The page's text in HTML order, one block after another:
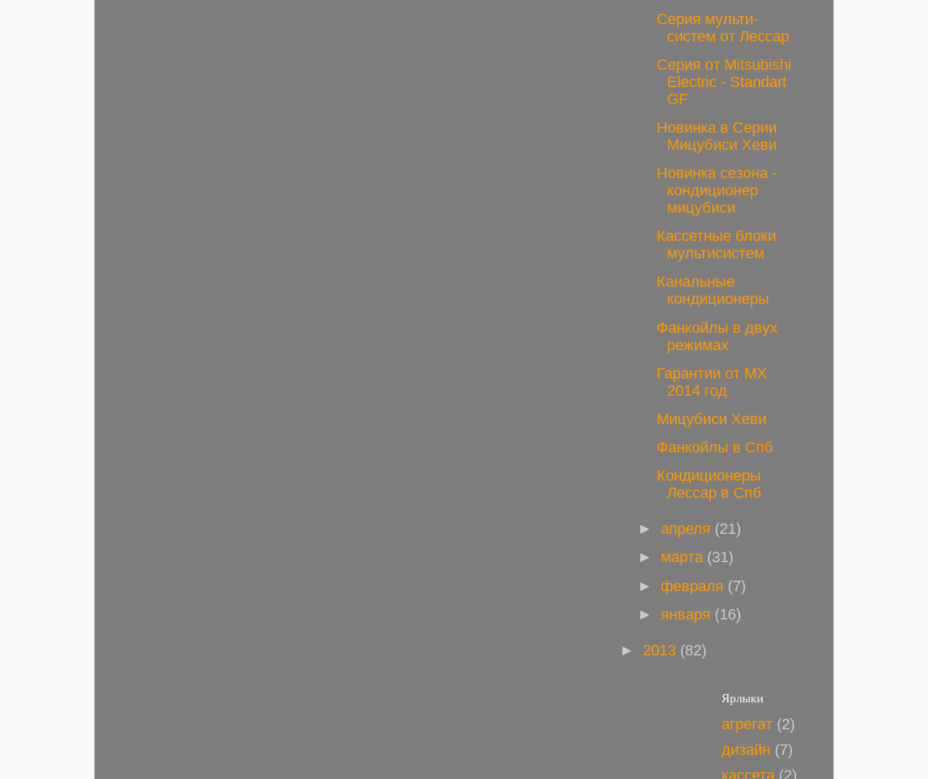
Серия мульти-
систем от Лессар
Серия от Mitsubishi
Electric - Standart
GF
Новинка в Серии
Мицубиси Хеви
Новинка сезона -
кондиционер
мицубиси
Кассетные блоки
мультисистем
Канальные
кондиционеры
Фанкойлы в двух
режимах
Гарантии от МХ
2014 год
Мицубиси Хеви
Фанкойлы в Спб
Кондиционеры
Лессар в Спб
► апреля (21)
► марта (31)
► февраля (7)
► января (16)
► 2013 (82)
Ярлыки
агрегат (2)
дизайн (7)
кассета (2)